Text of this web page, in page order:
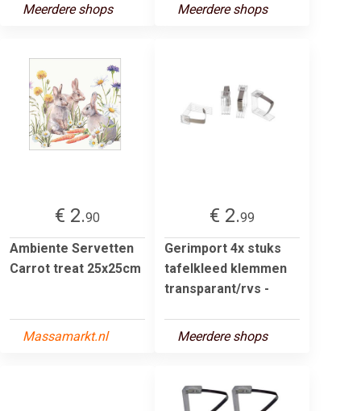
Meerdere shops Meerdere shops
€ 2.90
Ambiente Servetten
Carrot treat 25x25cm
Massamarkt.nl
€ 2.99
Gerimport 4x stuks
tafelkleed klemmen
transparant/rvs -
Meerdere shops